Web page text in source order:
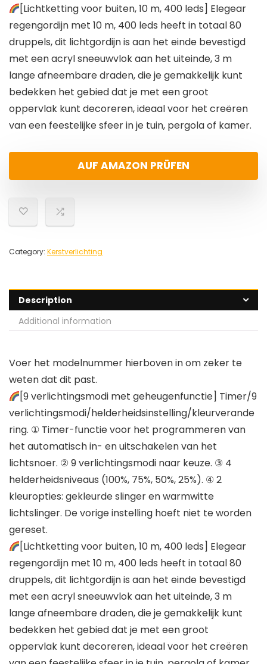
[Lichtketting voor buiten, 10 m, 400 leds] Elegear
regengordijn met 10 m, 400 leds heeft in totaal 80
druppels, dit lichtgordijn is aan het einde bevestigd
met een acryl sneeuwvlok aan het uiteinde, 3 m
lange afneembare draden, die je gemakkelijk kunt
bedekken het gebied dat je met een groot
oppervlak kunt decoreren, ideaal voor het creëren
van een feestelijke sfeer in je tuin, pergola of kamer.
AUF AMAZON PRÜFEN
Category: Kerstverlichting
Description
Additional information
Voer het modelnummer hierboven in om zeker te
weten dat dit past.
[9 verlichtingsmodi met geheugenfunctie] Timer/9
verlichtingsmodi/helderheidsinstelling/kleurverande
ring. ① Timer-functie voor het programmeren van
het automatisch in- en uitschakelen van het
lichtsnoer. ② 9 verlichtingsmodi naar keuze. ③ 4
helderheidsniveaus (100%, 75%, 50%, 25%). ④ 2
kleuropties: gekleurde slinger en warmwitte
lichtslinger. De vorige instelling hoeft niet te worden
gereset.
[Lichtketting voor buiten, 10 m, 400 leds] Elegear
regengordijn met 10 m, 400 leds heeft in totaal 80
druppels, dit lichtgordijn is aan het einde bevestigd
met een acryl sneeuwvlok aan het uiteinde, 3 m
lange afneembare draden, die je gemakkelijk kunt
bedekken het gebied dat je met een groot
oppervlak kunt decoreren, ideaal voor het creëren